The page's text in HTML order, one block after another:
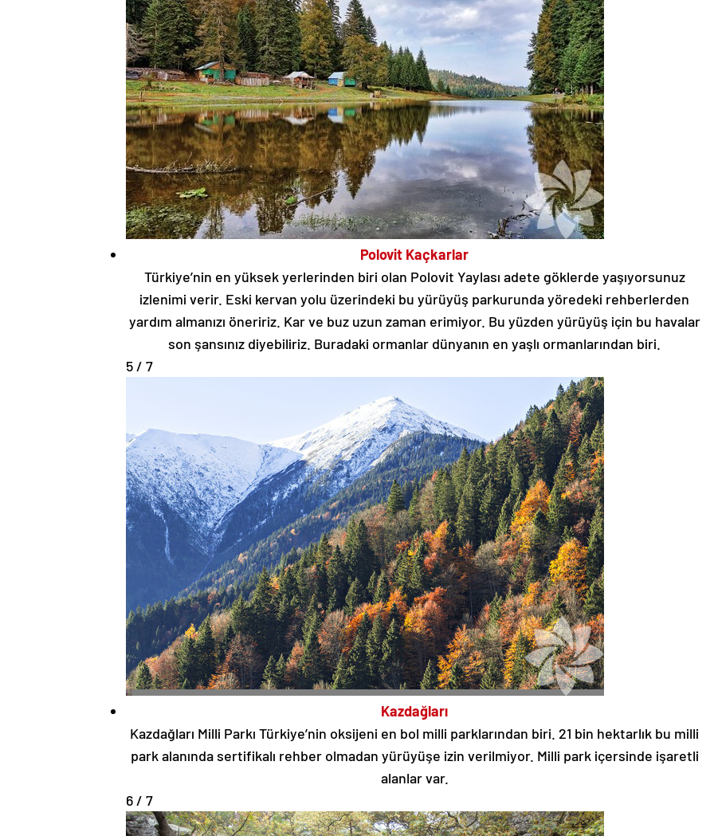
Polovit Kaçkarlar
Türkiye’nin en yüksek yerlerinden biri olan Polovit Yaylası adete göklerde yaşıyorsunuz
izlenimi verir. Eski kervan yolu üzerindeki bu yürüyüş parkurunda yöredeki rehberlerden
yardım almanızı öneririz. Kar ve buz uzun zaman erimiyor. Bu yüzden yürüyüş için bu havalar
son şansınız diyebiliriz. Buradaki ormanlar dünyanın en yaşlı ormanlarından biri.
5 / 7
Kazdağları
Kazdağları Milli Parkı Türkiye’nin oksijeni en bol milli parklarından biri. 21 bin hektarlık bu milli
park alanında sertifikalı rehber olmadan yürüyüşe izin verilmiyor. Milli park içersinde işaretli
alanlar var.
6 / 7